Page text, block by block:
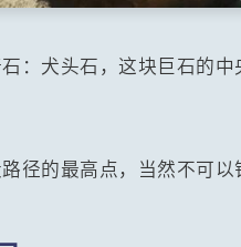
：犬头石，这块巨石的
径的最高点，当然不可以